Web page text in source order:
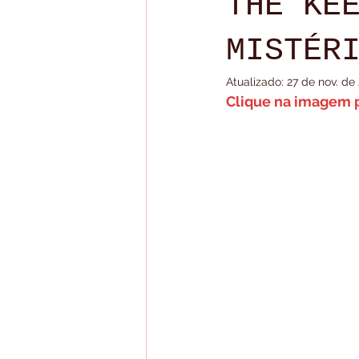
Live para membros Lives
Atualizado: 27 de nov. de
Clique na imagem